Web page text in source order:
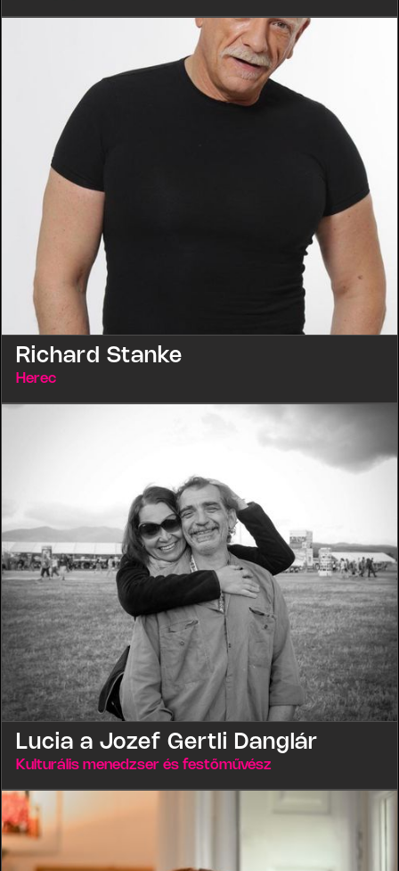
Richard Stanke
Herec
Lucia a Jozef Gertli Danglár
Kulturális menedzser és festőművész